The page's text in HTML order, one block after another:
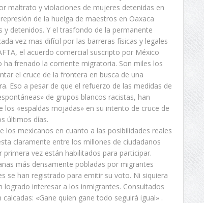
maltrato y violaciones de mujeres detenidas en
de la huelga de maestros en Oaxaca
detenidos. Y el trasfondo de la permanente
vez mas difícil por las barreras físicas y legales
el acuerdo comercial suscripto por México
ha frenado la corriente migratoria. Son miles los
el cruce de la frontera en busca de una
Eso a pesar de que el refuerzo de las medidas de
de grupos blancos racistas, han
«espaldas mojadas» en su intento de cruce de
últimos días.
los mexicanos en cuanto a las posibilidades reales
claramente entre los millones de ciudadanos
vez están habilitados para participar.
más densamente pobladas por migrantes
se han registrado para emitir su voto. Ni siquiera
interesar a los inmigrantes. Consultados
«Gane quien gane todo seguirá igual» .